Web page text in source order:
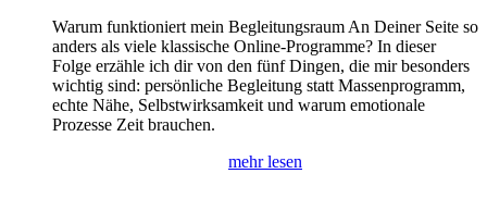
Warum funktioniert mein Begleitungsraum An Deiner Seite so
anders als viele klassische Online-Programme? In dieser
Folge erzähle ich dir von den fünf Dingen, die mir besonders
wichtig sind: persönliche Begleitung statt Massenprogramm,
echte Nähe, Selbstwirksamkeit und warum emotionale
Prozesse Zeit brauchen.
mehr lesen